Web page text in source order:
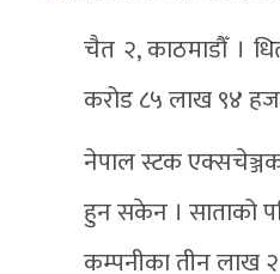
चैत २, काठमाडौँ ।
करोड ८५ लाख ९४
नेपाल स्टक
हुन सकेन । साताको
कम्पनीका तीन लाख